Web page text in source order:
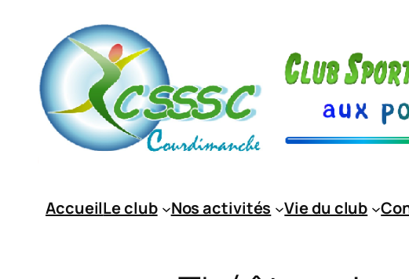
contenu
AccueilLe club Nos activités Vie du club